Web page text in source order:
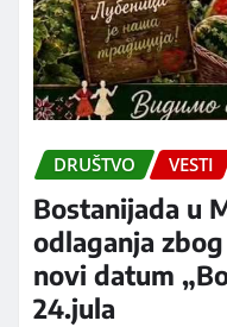
DRUŠTVO VESTI
Bostanijada u
odlaganja
novi datum
24.jula